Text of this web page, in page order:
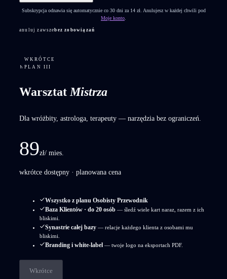
Subskrypcja odnawia się automatycznie co 30 dni za 14zł. Anulujesz w każdej chwili pod
Moje konto
anuluj zawszebez zobowiązań
WKRÓTCE
♄PLAN III
Warsztat Mistrza
Dla wróżbity, astrologa, terapeuty — narzędzia bez ograniczeń.
89zł/ mies.
wkrótce dostępny · planowana cena
Wszystko z planu Osobisty Przewodnik
Baza Klientów · do 20 osób — śledź wiele kart naraz, razem z ich
bliskimi.
Synastrie całej bazy — relacje każdego klienta z osobami mu
bliskimi.
Branding i white-label — twoje logo na eksportach PDF.
Wkrótce